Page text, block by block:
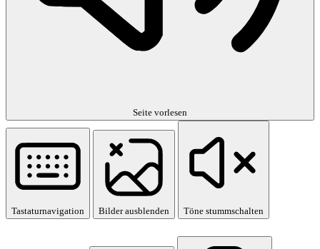
Seite vorlesen
Tastaturnavigation Bilder ausblenden Töne stummschalten